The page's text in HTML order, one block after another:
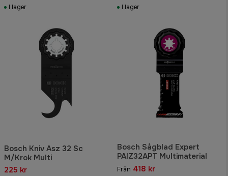
I lager
I lager
Bosch Kniv Asz 32 Sc
M/Krok Multi
225 kr
Bosch Sågblad Expert
PAIZ32APT Multimaterial
Från 418 kr